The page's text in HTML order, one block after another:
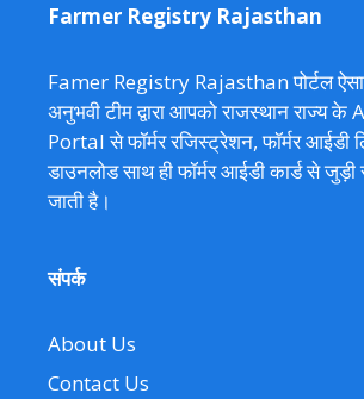
Farmer Registry Rajasthan
Famer Registry Rajasthan पोर्टल ऐसा
अनुभवी टीम द्वारा आपको राजस्थान राज्य
Portal से फॉर्मर रजिस्ट्रेशन, फॉर्मर आईडी
डाउनलोड साथ ही फॉर्मर आईडी कार्ड से जुड़ी
जाती है।
संपर्क
About Us
Contact Us